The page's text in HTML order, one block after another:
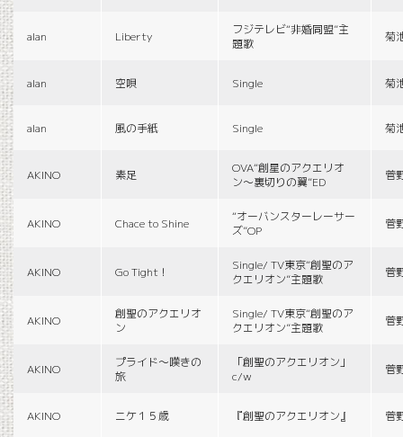
alan Liberty
フジテレビ“非婚同盟”主
題歌
菊
alan 空唄 Single 菊
alan 風の手紙 Single 菊
AKINO 素足
OVA“創星のアクエリオ
ン〜裏切りの翼”ED
菅
AKINO Chace to Shine
“オーバンスターレーサー
ズ”OP
菅
AKINO Go Tight！
Single/ TV東京“創聖のア
クエリオン”主題歌
菅
AKINO
創聖のアクエリオ
ン
Single/ TV東京“創聖のア
クエリオン”主題歌
菅
AKINO
プライド〜嘆きの
旅
「創聖のアクエリオン」
c/w
菅
AKINO ニケ１５歳 『創聖のアクエリオン』 菅